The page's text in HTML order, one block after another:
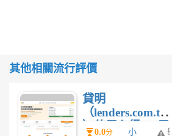
其他相關流行評價
貸明
（lenders.com.tw
）使用心得 — 民
0.0分
小
舉